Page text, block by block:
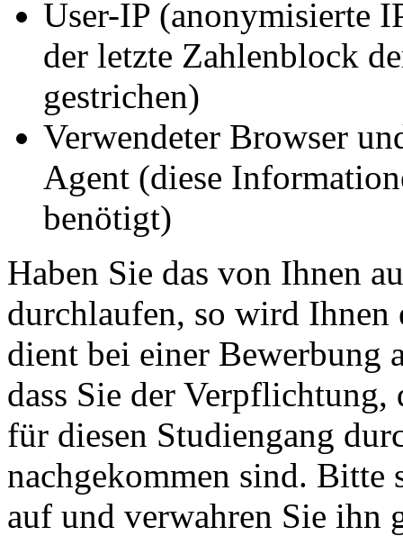
User-IP (anonymisierte
der letzte Zahlenblock
gestrichen)
Verwendeter Browser
Agent (diese
benötigt)
Haben Sie das von Ihnen
durchlaufen, so wird Ihnen
dient bei einer Bewerbung
dass Sie der
für diesen Studiengang
nachgekommen sind. Bitte
auf und verwahren Sie ihn